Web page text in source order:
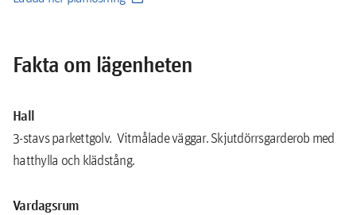
Fakta om lägenheten
Hall
3-stavs parkettgolv. Vitmålade väggar. Skjutdörrsgarderob med
hatthylla och klädstång.
Vardagsrum